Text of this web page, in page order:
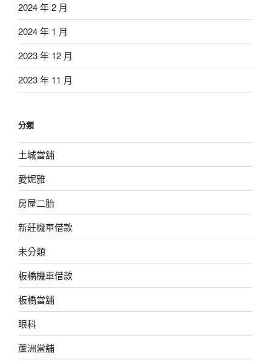
2024 年 2 月
2024 年 1 月
2023 年 12 月
2023 年 11 月
分類
土城當舖
愛妮雅
房屋二胎
新莊機車借款
未分類
板橋機車借款
板橋當舖
眼科
蘆洲當舖